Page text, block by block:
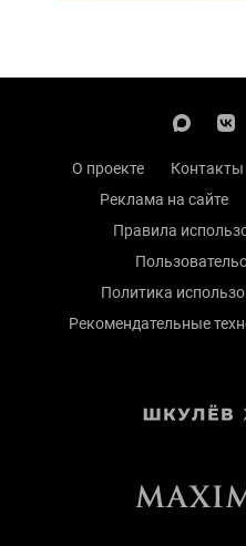
О проекте Контакты
Реклама на сайте
Правила
Политика
Рекомендательные